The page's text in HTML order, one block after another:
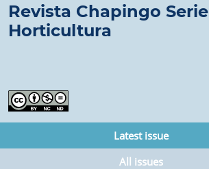
Revista Chapingo Serie
Horticultura
Latest issue
All issues